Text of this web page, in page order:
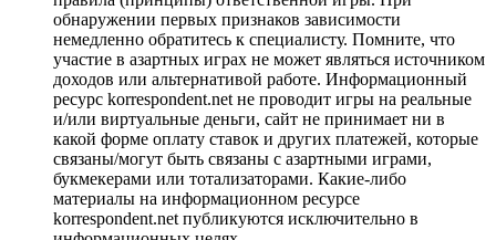
обнаружении первых признаков зависимости
немедленно обратитесь к специалисту. Помните, что
участие в азартных играх не может являться источником
доходов или альтернативой работе. Информационный
ресурс korrespondent.net не проводит игры на реальные
и/или виртуальные деньги, сайт не принимает ни в
какой форме оплату ставок и других платежей, которые
связаны/могут быть связаны с азартными играми,
букмекерами или тотализаторами. Какие-либо
материалы на информационном ресурсе
korrespondent.net публикуются исключительно в